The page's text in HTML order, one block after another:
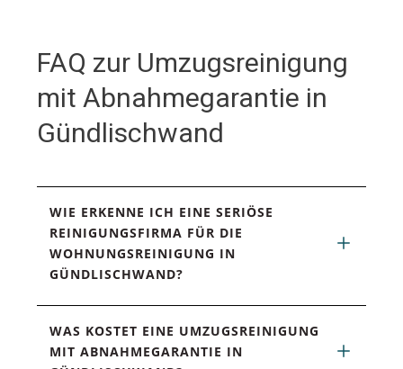
FAQ zur Umzugsreinigung
mit Abnahmegarantie in
Gündlischwand
WIE ERKENNE ICH EINE SERIÖSE
REINIGUNGSFIRMA FÜR DIE
WOHNUNGSREINIGUNG IN
GÜNDLISCHWAND?
WAS KOSTET EINE UMZUGSREINIGUNG
MIT ABNAHMEGARANTIE IN